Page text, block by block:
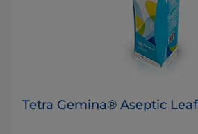
Tetra Gemina® Aseptic Leaf